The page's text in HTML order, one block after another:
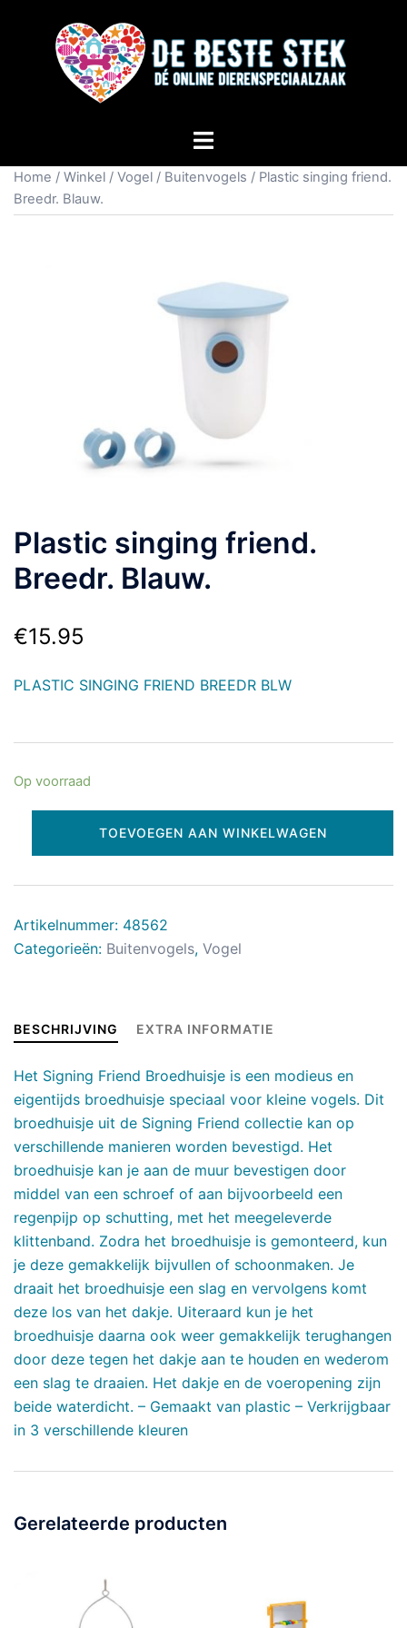
Home / Winkel / Vogel / Buitenvogels / Plastic singing friend.
Breedr. Blauw.
Plastic singing friend.
Breedr. Blauw.
€15.95
PLASTIC SINGING FRIEND BREEDR BLW
Op voorraad
TOEVOEGEN AAN WINKELWAGEN
Artikelnummer: 48562
Categorieën: Buitenvogels, Vogel
BESCHRIJVING EXTRA INFORMATIE
Het Signing Friend Broedhuisje is een modieus en
eigentijds broedhuisje speciaal voor kleine vogels. Dit
broedhuisje uit de Signing Friend collectie kan op
verschillende manieren worden bevestigd. Het
broedhuisje kan je aan de muur bevestigen door
middel van een schroef of aan bijvoorbeeld een
regenpijp op schutting, met het meegeleverde
klittenband. Zodra het broedhuisje is gemonteerd, kun
je deze gemakkelijk bijvullen of schoonmaken. Je
draait het broedhuisje een slag en vervolgens komt
deze los van het dakje. Uiteraard kun je het
broedhuisje daarna ook weer gemakkelijk terughangen
door deze tegen het dakje aan te houden en wederom
een slag te draaien. Het dakje en de voeropening zijn
beide waterdicht. – Gemaakt van plastic – Verkrijgbaar
in 3 verschillende kleuren
Gerelateerde producten